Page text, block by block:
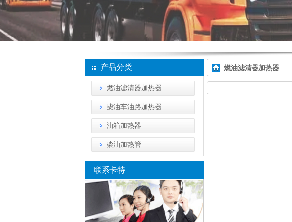
燃油滤清器加热器
产品分类
燃油滤清器加热器
柴油车油路加热器
油箱加热器
柴油加热管
联系卡特